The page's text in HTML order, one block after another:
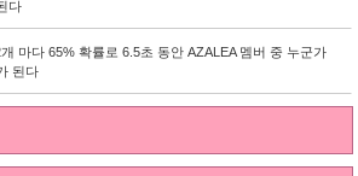
다
마다 65% 확률로 6.5초 동안 AZALEA 멤버 중 누군가
된다